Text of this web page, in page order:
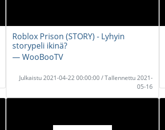
Roblox Prison (STORY) - Lyhyin
storypeli ikinä?
― WooBooTV
Julkaistu 2021-04-22 00:00:00 / Tallennettu 2021-
05-16